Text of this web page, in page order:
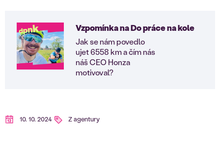
Vzpomínka na Do práce na kole
Jak se nám povedlo
ujet 6558 km a čím nás
náš CEO Honza
motivoval?
10. 10. 2024 Z agentury